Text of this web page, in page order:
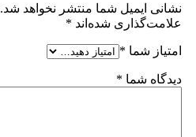
نشانی ایمیل شما منتشر نخواهد شد.
علامت‌گذاری شده‌اند *
امتیاز شما *
دیدگاه شما *